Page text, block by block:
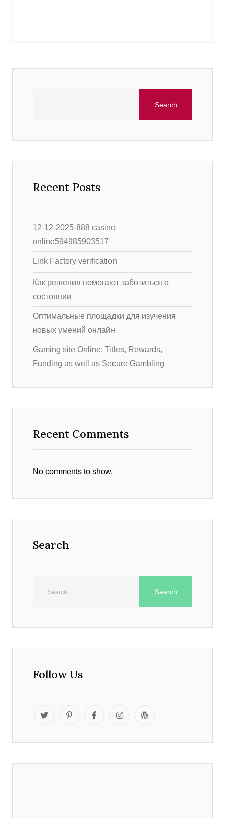
Search
Recent Posts
12-12-2025-888 casino
online594985903517
Link Factory verification
Как решения помогают заботиться о
состоянии
Оптимальные площадки для изучения
новых умений онлайн
Gaming site Online: Titles, Rewards,
Funding as well as Secure Gambling
Recent Comments
No comments to show.
Search
Follow Us